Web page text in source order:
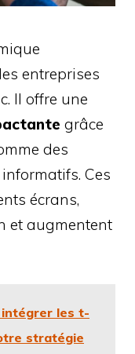
entreprises
Il offre une
grâce
des
Ces
écrans,
et augmentent
intégrer les t-
stratégie